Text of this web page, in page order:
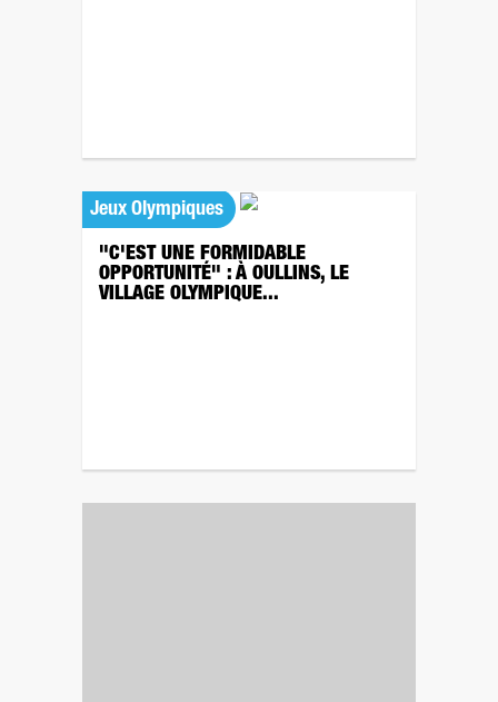
Jeux Olympiques
"C'EST UNE FORMIDABLE
OPPORTUNITÉ" : À OULLINS, LE
VILLAGE OLYMPIQUE...